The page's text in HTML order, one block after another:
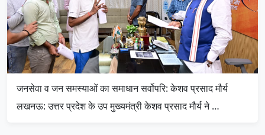
जनसेवा व जन समस्याओं का समाधान सर्वोपरि: केशव प्रसाद मौर्य
लखनऊ: उत्तर प्रदेश के उप मुख्यमंत्री केशव प्रसाद मौर्य ने …